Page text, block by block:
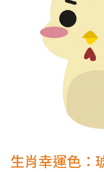
生肖幸運色：